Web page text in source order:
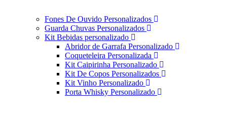
Fones De Ouvido Personalizados
Guarda Chuvas Personalizados
Kit Bebidas personalizado
Abridor de Garrafa Personalizado
Coqueteleira Personalizada
Kit Caipirinha Personalizado
Kit De Copos Personalizados
Kit Vinho Personalizado
Porta Whisky Personalizado